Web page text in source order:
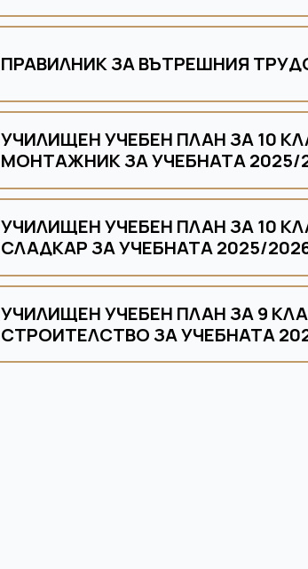
ПРАВИЛНИК ЗА ВЪТРЕШНИЯ
УЧИЛИЩЕН УЧЕБЕН ПЛАН ЗА 10
МОНТАЖНИК ЗА УЧЕБНАТА 2025/
УЧИЛИЩЕН УЧЕБЕН ПЛАН ЗА 10
СЛАДКАР ЗА УЧЕБНАТА 2025/
УЧИЛИЩЕН УЧЕБЕН ПЛАН ЗА 9
СТРОИТЕЛСТВО ЗА УЧЕБНАТА